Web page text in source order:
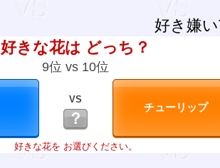
好き嫌
好きな花は どっち？
9位 vs 10位
VS
？
好きな花を お選びください。